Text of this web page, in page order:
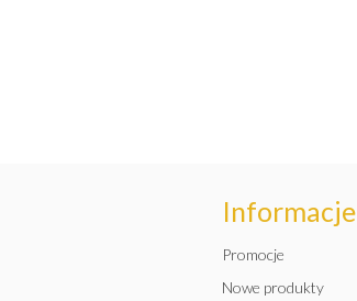
Informacje
Promocje
Nowe produkty